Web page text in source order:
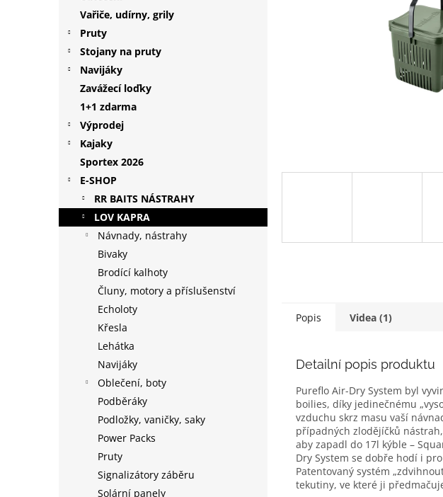
Vařiče, udírny, grily
Pruty
Stojany na pruty
Navijáky
Zavážecí loďky
1+1 zdarma
Výprodej
Kajaky
Sportex 2026
E-SHOP
RR BAITS NÁSTRAHY
LOV KAPRA
Návnady, nástrahy
Bivaky
Brodící kalhoty
Čluny, motory a příslušenství
Echoloty
Křesla
Lehátka
Navijáky
Oblečení, boty
Podběráky
Podložky, vaničky, saky
Power Packs
Pruty
Signalizátory záběru
Solární panely
Popis Videa (1)
Detailní popis produktu
Pureflo Air-Dry System byl
boilies, díky jedinečnému
vzduchu skrz masu vaší
případných zlodějíčků
aby zapadl do 17l kýble –
Dry System se dobře hodí i
Patentovaný systém
tekutiny, ve které ji